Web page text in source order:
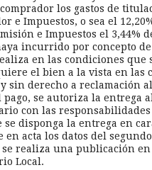
los gastos de
e Impuestos, o sea el
e Impuestos el 3,44%
incurrido por concepto
en las condiciones que
el bien a la vista en las
sin derecho a reclamación
pago, se autoriza la entrega
con las
se disponga la entrega en
en acta los datos del
se realiza una publicación
Local.